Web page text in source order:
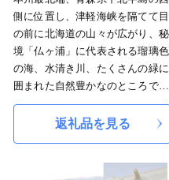
側に位置し、津軽海峡を隔てて目
の前に北海道の山々が広がり、秘
境「仏ヶ浦」に代表される瑠璃色
の海、水清き川、たくさんの緑に
囲まれた自然豊かなのところで
す。藩政時代からヒバの積み出し
港として、また蝦夷地渡船の港と
して栄えてまいりました。
連合に加盟し、美しい自然を後世
返礼品を見る